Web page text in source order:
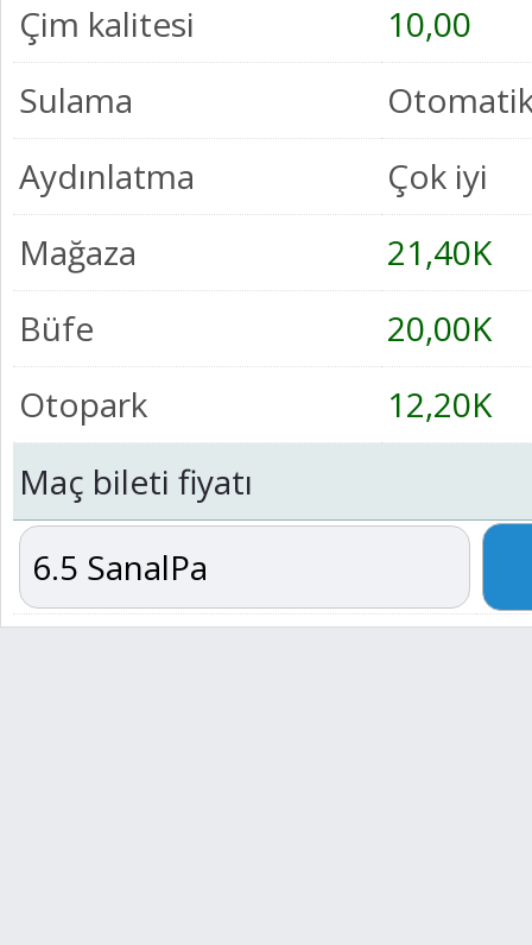
Çim kalitesi
10,00
Sulama
Aydınlatma
Çok iyi
Mağaza
21,40K
Büfe
20,00K
Otopark
12,20K
Maç bileti fiyatı